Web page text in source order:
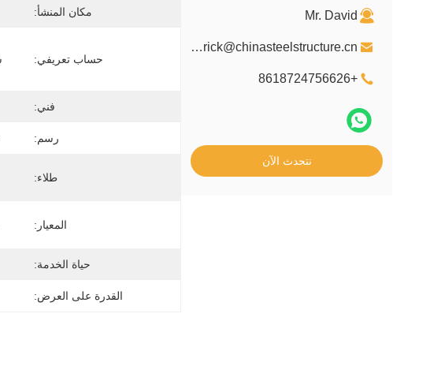
Mr. David
kxdpatrick@chinasteelstructure.cn
+8618724756626
نتحدث الآن
مكان المنشأ:
حساب تعريفي:
فني:
رسم:
طلاء:
المعيار:
حياة الخدمة:
القدرة على العرض: